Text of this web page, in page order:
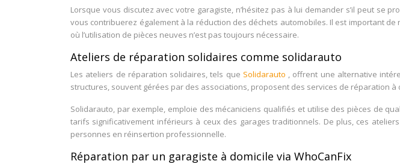
Lorsque vous discutez avec votre garagiste, n’hésitez pas à lui demander s’il peut se
vous contribuerez également à la réduction des déchets automobiles. Il est important
où l’utilisation de pièces neuves n’est pas toujours nécessaire.
Ateliers de réparation solidaires comme solidarauto
Les ateliers de réparation solidaires, tels que Solidarauto , offrent une alternative
structures, souvent gérées par des associations, proposent des services de réparation
Solidarauto, par exemple, emploie des mécaniciens qualifiés et utilise des pièces de
tarifs significativement inférieurs à ceux des garages traditionnels. De plus, ces
personnes en réinsertion professionnelle.
Réparation par un garagiste à domicile via WhoCanFix